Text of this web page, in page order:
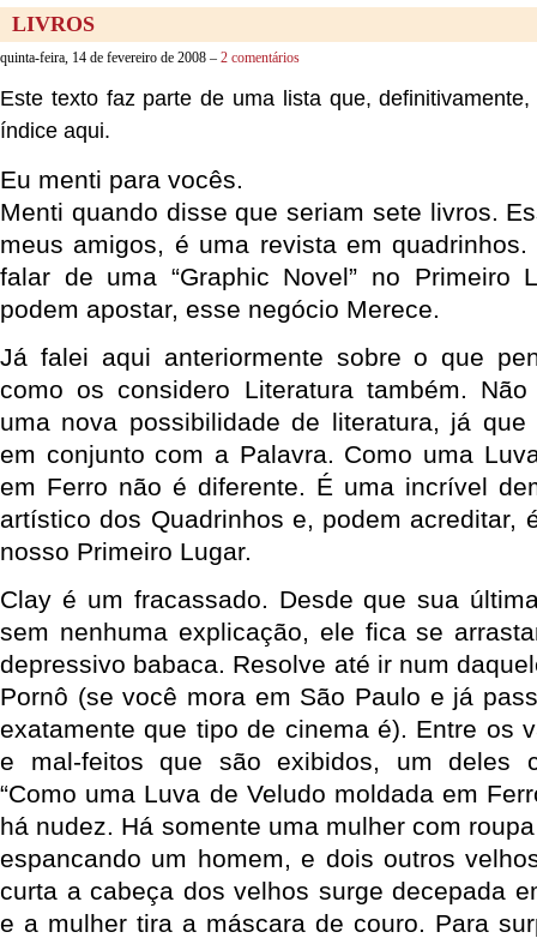
LIVROS
quinta-feira, 14 de fevereiro de 2008 – 2 comentários
Este texto faz parte de uma lista que,
índice aqui.
Eu menti para vocês.
Menti quando disse que seriam sete livros.
meus amigos, é uma revista em
falar de uma “Graphic Novel” no Primeiro
podem apostar, esse negócio Merece.
Já falei aqui anteriormente sobre o que
como os considero Literatura também.
uma nova possibilidade de literatura, já
em conjunto com a Palavra. Como uma
em Ferro não é diferente. É uma incrível
artístico dos Quadrinhos e, podem acreditar,
nosso Primeiro Lugar.
Clay é um fracassado. Desde que sua
sem nenhuma explicação, ele fica se
depressivo babaca. Resolve até ir num
Pornô (se você mora em São Paulo e já
exatamente que tipo de cinema é). Entre os
e mal-feitos que são exibidos, um deles
“Como uma Luva de Veludo moldada em
há nudez. Há somente uma mulher com
espancando um homem, e dois outros
curta a cabeça dos velhos surge decepada
e a mulher tira a máscara de couro. Para